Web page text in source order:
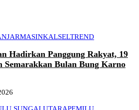
KALSELTREND
Hadirkan Panggung Rakyat, 19
Semarakkan Bulan Bung Karno